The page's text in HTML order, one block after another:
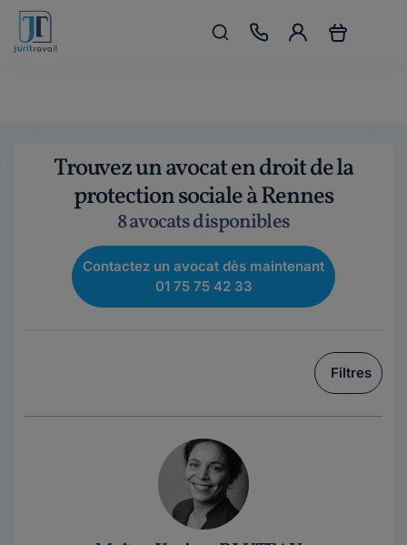
Trouvez un avocat en droit de la
protection sociale à Rennes
8 avocats disponibles
Contactez un avocat dès maintenant
01 75 75 42 33
Filtres